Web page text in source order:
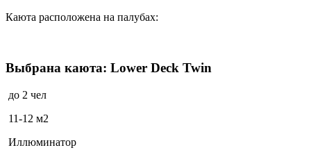
Каюта расположена на палубах:
Выбрана каюта: Lower Deck Twin
до 2 чел
11-12 м2
Иллюминатор